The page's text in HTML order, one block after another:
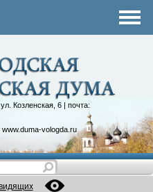
Козленская, 6 | почта:
www.duma-vologda.ru